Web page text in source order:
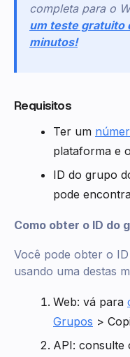
completa para o
um teste gratuito
minutos!
Requisitos
Ter um
plataforma e
ID do grupo
pode
Como obter o ID do
Você pode obter o
usando uma destas
Web: vá para
Grupos >
API: consulte